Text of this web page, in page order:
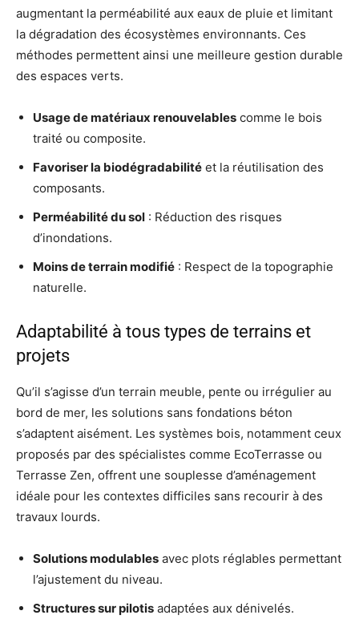
augmentant la perméabilité aux eaux de pluie et limitant
la dégradation des écosystèmes environnants. Ces
méthodes permettent ainsi une meilleure gestion durable
des espaces verts.
Usage de matériaux renouvelables comme le bois
traité ou composite.
Favoriser la biodégradabilité et la réutilisation des
composants.
Perméabilité du sol : Réduction des risques
d’inondations.
Moins de terrain modifié : Respect de la topographie
naturelle.
Adaptabilité à tous types de terrains et
projets
Qu’il s’agisse d’un terrain meuble, pente ou irrégulier au
bord de mer, les solutions sans fondations béton
s’adaptent aisément. Les systèmes bois, notamment ceux
proposés par des spécialistes comme EcoTerrasse ou
Terrasse Zen, offrent une souplesse d’aménagement
idéale pour les contextes difficiles sans recourir à des
travaux lourds.
Solutions modulables avec plots réglables permettant
l’ajustement du niveau.
Structures sur pilotis adaptées aux dénivelés.